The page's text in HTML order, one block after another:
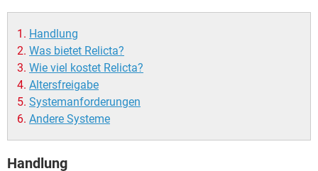
Handlung
Was bietet Relicta?
Wie viel kostet Relicta?
Altersfreigabe
Systemanforderungen
Andere Systeme
Handlung